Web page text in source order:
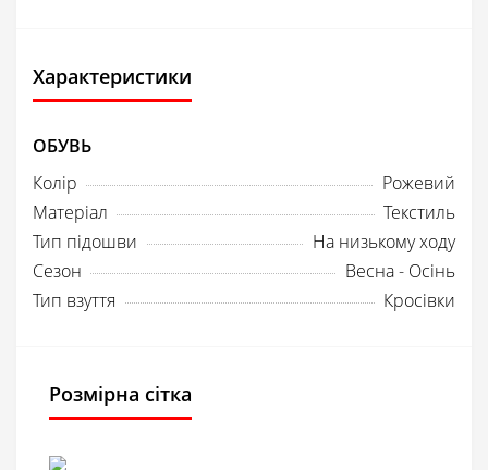
Характеристики
ОБУВЬ
Колір
Рожевий
Матеріал
Текстиль
Тип підошви
На низькому ходу
Сезон
Весна - Осінь
Тип взуття
Кросівки
Розмірна сітка